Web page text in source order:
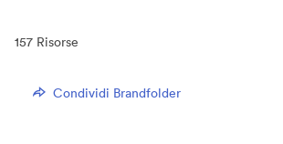
157 Risorse
Condividi Brandfolder